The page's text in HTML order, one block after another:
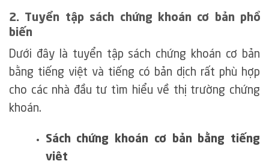
2. Tuyển tập sách chứng khoán cơ bản phổ
biến
Dưới đây là tuyển tập sách chứng khoán cơ bản
bằng tiếng việt và tiếng có bản dịch rất phù hợp
cho các nhà đầu tư tìm hiểu về thị trường chứng
khoán.
Sách chứng khoán cơ bản bằng tiếng
việt